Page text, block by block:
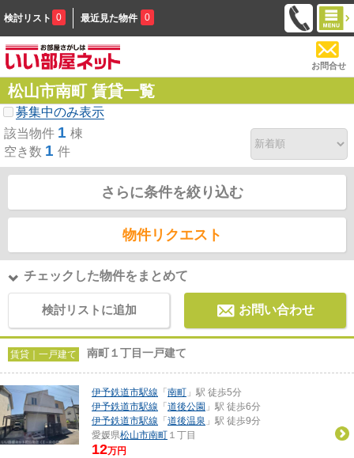
検討リスト 0 最近見た物件 0
お問合せ
松山市南町 賃貸一覧
募集中のみ表示
該当物件 1 棟
空き数 1 件
さらに条件を絞り込む
物件リクエスト
チェックした物件をまとめて
検討リストに追加 お問い合わせ
賃貸｜一戸建て 南町１丁目一戸建て
伊予鉄道市駅線 「 南町 」駅 徒歩5分
伊予鉄道市駅線 「 道後公園 」駅 徒歩6分
伊予鉄道市駅線 「 道後温泉 」駅 徒歩9分
愛媛県松山市南町 １丁目
12万円